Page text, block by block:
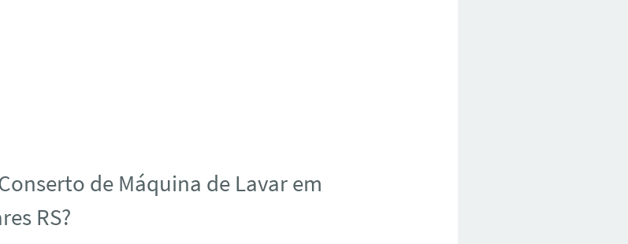
de Máquina de Lavar em
RS?